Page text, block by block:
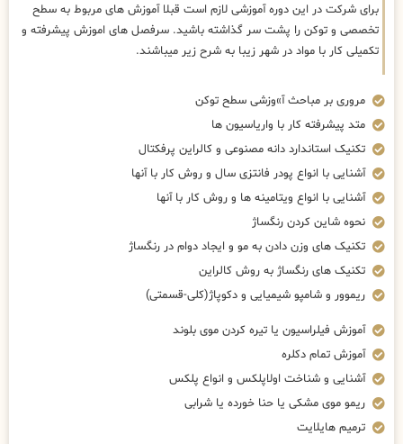
برای شرکت در این دوره آموزشی لازم است قبلا آموزش های مربوط به سطح
تخصصی و توکن را پشت سر گذاشته باشید. سرفصل های اموزش پیشرفته و
تکمیلی کار با مواد در شهر زیبا به شرح زیر میباشند.
مروری بر مباحث آ»وزشی سطح توکن
متد پیشرفته کار با واریاسیون ها
تکنیک استاندارد دانه مصنوعی و کالراین پرفکتال
آشنایی با انواع پودر فانتزی سال و روش کار با آنها
آشنایی با انواع ویتامینه ها و روش کار با آنها
نحوه شاین کردن رنگساژ
تکنیک های وزن دادن به مو و ایجاد دوام در رنگساژ
تکنیک های رنگساژ به روش کالراین
ریموور و شامپو شیمیایی و دکوپاژ(کلی-قسمتی)
آموزش فیلراسیون یا تیره کردن موی بلوند
آموزش تمام دکلره
آشنایی و شناخت اولاپلکس و انواع پلکس
ریمو موی مشکی یا حنا خورده یا شرابی
ترمیم هایلایت